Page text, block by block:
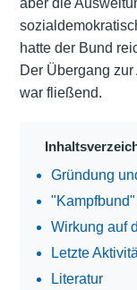
aber die
hatte der Bund
Der Übergang
war fließend.
Gründung
Wirkung auf
Letzte
Literatur